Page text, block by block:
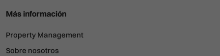
Más información
Property Management
Sobre nosotros